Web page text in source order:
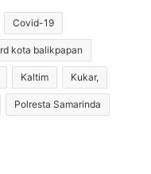
u
n
t
u
k
:
Covid-19
kota balikpapan
Kaltim Kukar,
Polresta Samarinda